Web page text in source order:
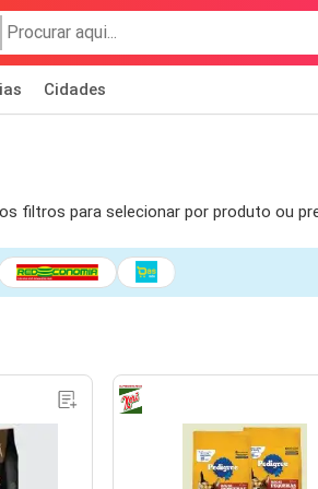
Cidades
filtros para selecionar por produto ou